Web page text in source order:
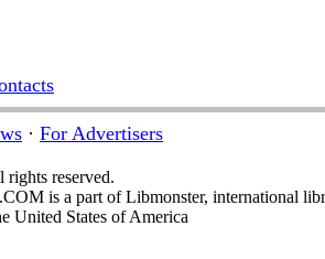
· For Advertisers
reserved.
is a part of Libmonster, international
United States of America